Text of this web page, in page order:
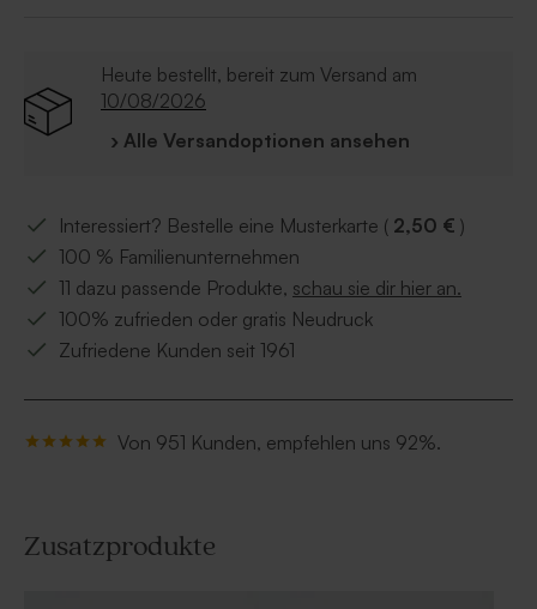
Heute bestellt, bereit zum Versand am
10/08/2026
› Alle Versandoptionen ansehen
Interessiert? Bestelle eine Musterkarte ( 2,50 € )
100 % Familienunternehmen
11 dazu passende Produkte, schau sie dir hier an.
100% zufrieden oder gratis Neudruck
Zufriedene Kunden seit 1961
Von 951 Kunden, empfehlen uns 92%.
Zusatzprodukte